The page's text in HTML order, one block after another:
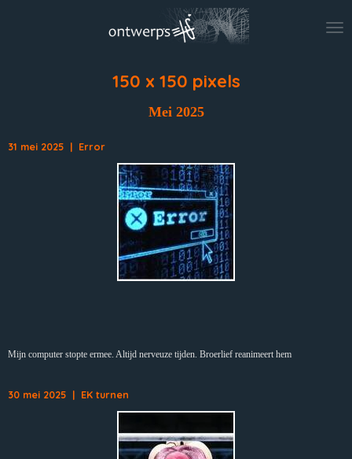
150 x 150 pixels
Mei 2025
31 mei 2025 | Error
Mijn computer stopte ermee. Altijd nerveuze tijden. Broerlief reanimeert hem
30 mei 2025 | EK turnen